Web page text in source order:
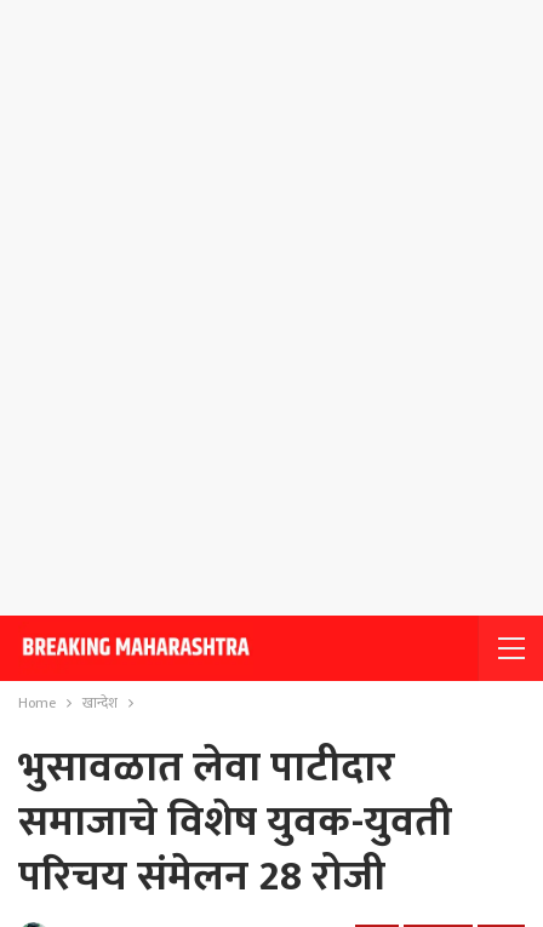
Home खान्देश
भुसावळात लेवा पाटीदार
समाजाचे विशेष युवक-युवती
परिचय संमेलन 28 रोजी